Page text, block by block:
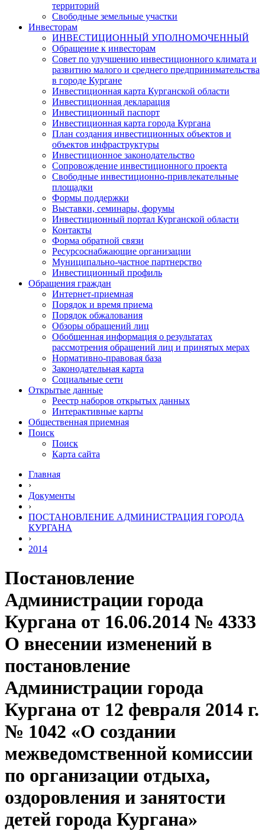
территорий
Свободные земельные участки
Инвесторам
ИНВЕСТИЦИОННЫЙ УПОЛНОМОЧЕННЫЙ
Обращение к инвесторам
Совет по улучшению инвестиционного климата и
развитию малого и среднего предпринимательства
в городе Кургане
Инвестиционная карта Курганской области
Инвестиционная декларация
Инвестиционный паспорт
Инвестиционная карта города Кургана
План создания инвестиционных объектов и
объектов инфраструктуры
Инвестиционное законодательство
Сопровождение инвестиционного проекта
Свободные инвестиционно-привлекательные
площадки
Формы поддержки
Выставки, семинары, форумы
Инвестиционный портал Курганской области
Контакты
Форма обратной связи
Ресурсоснабжающие организации
Муниципально-частное партнерство
Инвестиционный профиль
Обращения граждан
Интернет-приемная
Порядок и время приема
Порядок обжалования
Обзоры обращений лиц
Обобщенная информация о результатах
рассмотрения обращений лиц и принятых мерах
Нормативно-правовая база
Законодательная карта
Социальные сети
Открытые данные
Реестр наборов открытых данных
Интерактивные карты
Общественная приемная
Поиск
Поиск
Карта сайта
Главная
›
Документы
›
ПОСТАНОВЛЕНИЕ АДМИНИСТРАЦИЯ ГОРОДА
КУРГАНА
›
2014
Постановление
Администрации города
Кургана от 16.06.2014 № 4333
О внесении изменений в
постановление
Администрации города
Кургана от 12 февраля 2014 г.
№ 1042 «О создании
межведомственной комиссии
по организации отдыха,
оздоровления и занятости
детей города Кургана»